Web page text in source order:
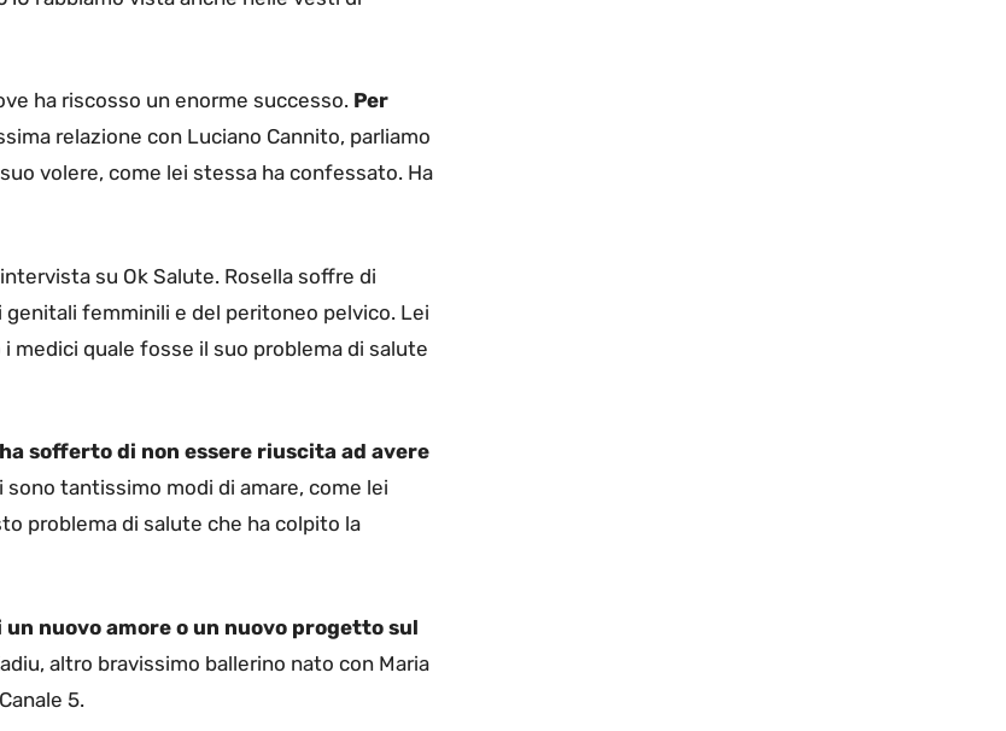
ha riscosso un enorme successo. Per
relazione con Luciano Cannito, parliamo
volere, come lei stessa ha confessato. Ha
su Ok Salute. Rosella soffre di
femminili e del peritoneo pelvico. Lei
medici quale fosse il suo problema di salute
ha sofferto di non essere riuscita ad avere
tantissimo modi di amare, come lei
problema di salute che ha colpito la
nuovo amore o un nuovo progetto sul
altro bravissimo ballerino nato con Maria
5.